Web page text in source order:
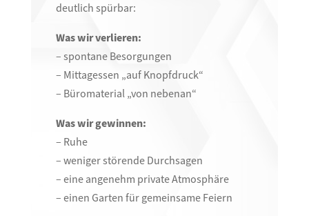
deutlich spürbar:
Was wir verlieren:
– spontane Besorgungen
– Mittagessen „auf Knopfdruck“
– Büromaterial „von nebenan“
Was wir gewinnen:
– Ruhe
– weniger störende Durchsagen
– eine angenehm private Atmosphäre
– einen Garten für gemeinsame Feiern